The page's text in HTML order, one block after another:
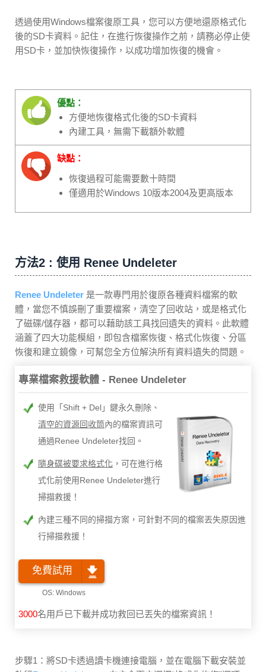
透過使用Windows檔案復原工具，您可以方便地還原格式化
後的SD卡資料。記住，在進行恢復操作之前，請務必停止使
用SD卡，並加快恢復操作，以成功增加恢復的機會。
優點：
方便地恢復格式化後的SD卡資料
內建工具，無需下載額外軟體
缺點：
恢復過程可能需要數十時間
僅適用於Windows 10版本2004及更高版本
方法2 : 使用 Renee Undeleter
Renee Undeleter 是一款專門用於復原各種資料檔案的軟
體，當您不慎誤刪了重要檔案，清空了回收站，或是格式化
了磁碟/儲存器，都可以藉助該工具找回遺失的資料。此軟體
涵蓋了四大功能模組，即包含檔案恢復、格式化恢復、分區
恢復和建立鏡像，可幫您全方位解決所有資料遺失的問題。
專業檔案救援軟體 - Renee Undeleter
使用「Shift + Del」鍵永久刪除、
清空的資源回收筒內的檔案資訊可
通過Renee Undeleter找回。
隨身碟被要求格式化 ，可在進行格
式化前使用Renee Undeleter進行
掃描救援！
內建三種不同的掃描方案，可針對不同的檔案丟失原因進
行掃描救援！
免費試用
3000名用戶已下載并成功救回已丟失的檔案資訊！
步驟1：將SD卡透過讀卡機連接電腦，並在電腦下載安裝並